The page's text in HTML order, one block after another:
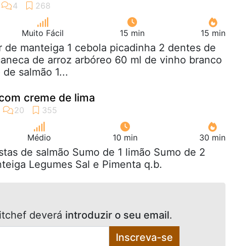
Muito Fácil 15 min 15 min
de manteiga 1 cebola picadinha 2 dentes de
de arroz arbóreo 60 ml de vinho branco
salmão 1...
creme de lima
Médio 10 min 30 min
de salmão Sumo de 1 limão Sumo de 2
Legumes Sal e Pimenta q.b.
deverá introduzir o seu email.
Inscreva-se